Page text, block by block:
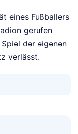
eines Fußballers
gerufen
der eigenen
verlässt.